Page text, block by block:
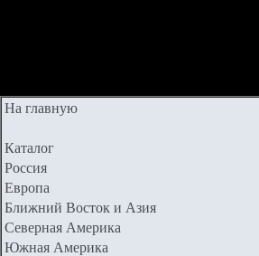
На главную
Каталог
Россия
Европа
Ближний Восток и Азия
Северная Америка
Южная Америка